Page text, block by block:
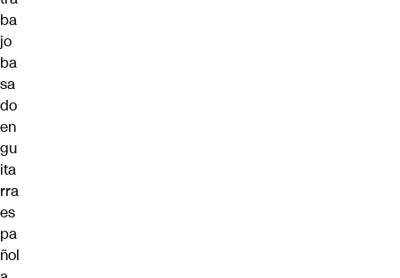
ba
jo
ba
sa
do
en
gu
ita
rra
es
pa
ñol